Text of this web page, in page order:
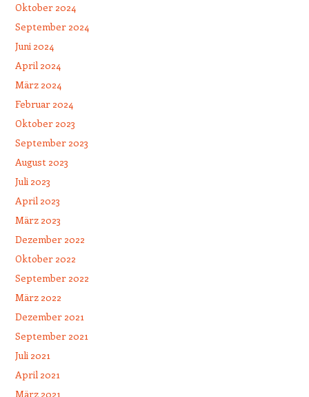
Oktober 2024
September 2024
Juni 2024
April 2024
März 2024
Februar 2024
Oktober 2023
September 2023
August 2023
Juli 2023
April 2023
März 2023
Dezember 2022
Oktober 2022
September 2022
März 2022
Dezember 2021
September 2021
Juli 2021
April 2021
März 2021